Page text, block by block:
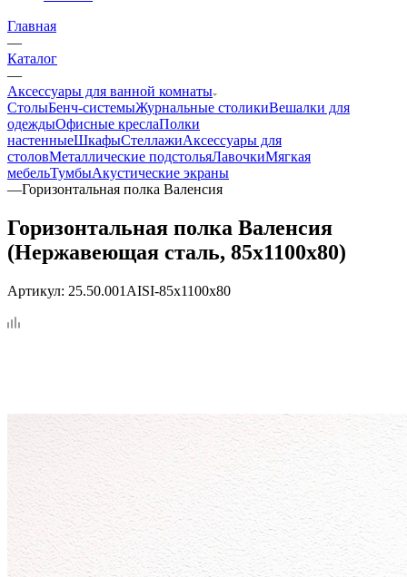
Главная
—
Каталог
—
Аксессуары для ванной комнаты
СтолыБенч-системыЖурнальные столикиВешалки для
одеждыОфисные креслаПолки
настенныеШкафыСтеллажиАксессуары для
столовМеталлические подстольяЛавочкиМягкая
мебельТумбыАкустические экраны
—Горизонтальная полка Валенсия
Горизонтальная полка Валенсия
(Нержавеющая сталь, 85x1100x80)
Артикул: 25.50.001AISI-85x1100x80